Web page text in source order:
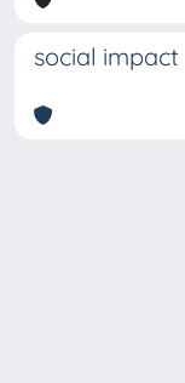
social impact